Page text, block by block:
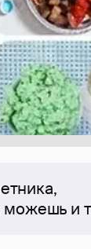
можешь и